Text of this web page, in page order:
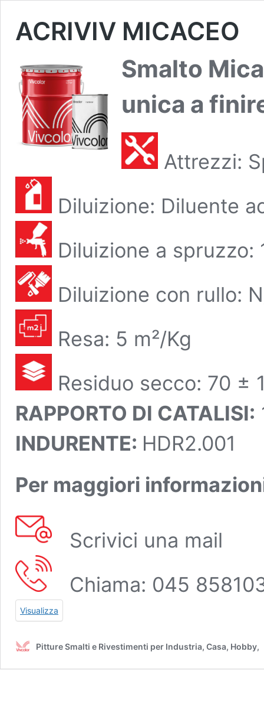
ACRIVIV MICACEO
Smalto
unica a
Attrezzi:
Diluizione: Diluente
Diluizione a spruzzo:
Diluizione con rullo:
Resa: 5 m²/Kg
Residuo secco: 70 ±
RAPPORTO DI CATALISI:
INDURENTE: HDR2.001
Per maggiori
Scrivici una mail
Chiama: 045
Visualizza
Pitture Smalti e Rivestimenti per Industria, Casa, Hobby,